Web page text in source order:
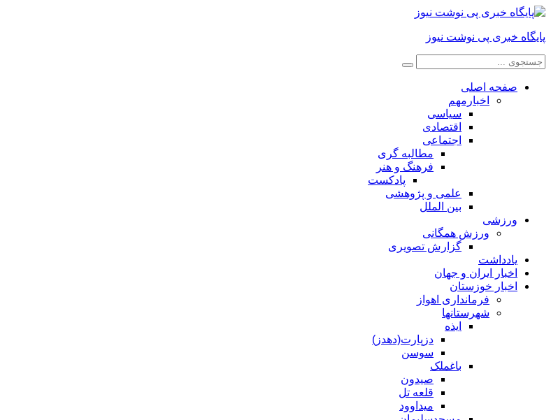
پایگاه خبری پی نوشت نیوز
صفحه اصلی
اخبارمهم
سیاسی
اقتصادی
اجتماعی
مطالبه گری
فرهنگ و هنر
پادکست
علمی و پژوهشی
بین الملل
ورزشی
ورزش همگانی
گزارش تصویری
یادداشت
اخبار ایران و جهان
اخبار خوزستان
فرمانداری اهواز
شهرستانها
ایذه
دزپارت(دهدز)
سوسن
باغملک
صیدون
قلعه تل
میداوود